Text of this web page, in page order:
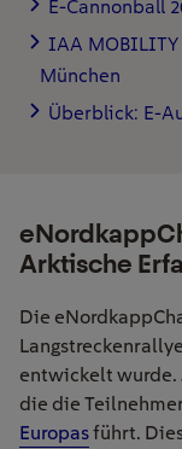
E-Cannonball
IAA MOBILITY
München
Überblick: E-
Arktische
Die
entwickelt wurde.
die die
Europasführt.